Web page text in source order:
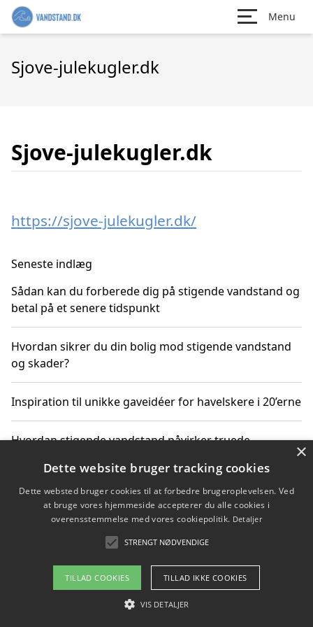
Menu
Sjove-julekugler.dk
Sjove-julekugler.dk
https://sjove-julekugler.dk/
Seneste indlæg
Sådan kan du forberede dig på stigende vandstand og
betal på et senere tidspunkt
Hvordan sikrer du din bolig mod stigende vandstand
og skader?
Inspiration til unikke gaveidéer for havelskere i 20’erne
Hvordan stigende vandstand påvirker truede
Sådan vælger du de bedste vandrerygsække til
vandreture i Danmark
Copyright 2026 - Pilanto Aps
Om / kontakt
×
Dette website bruger tracking cookies
Dette websted bruger cookies til at forbedre brugeroplevelsen. Ved
at bruge vores hjemmeside accepterer du alle cookies i
overensstemmelse med vores cookiepolitik. Detaljer
STRENGT NØDVENDIGE
TILLAD COOKIES TILLAD IKKE COOKIES
VIS DETALJER